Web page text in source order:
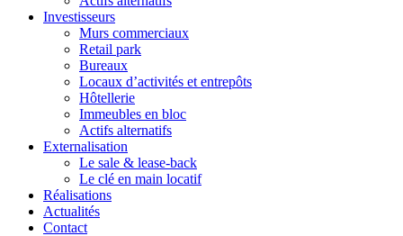
Investisseurs
Murs commerciaux
Retail park
Bureaux
Locaux d’activités et entrepôts
Hôtellerie
Immeubles en bloc
Actifs alternatifs
Externalisation
Le sale & lease-back
Le clé en main locatif
Réalisations
Actualités
Contact